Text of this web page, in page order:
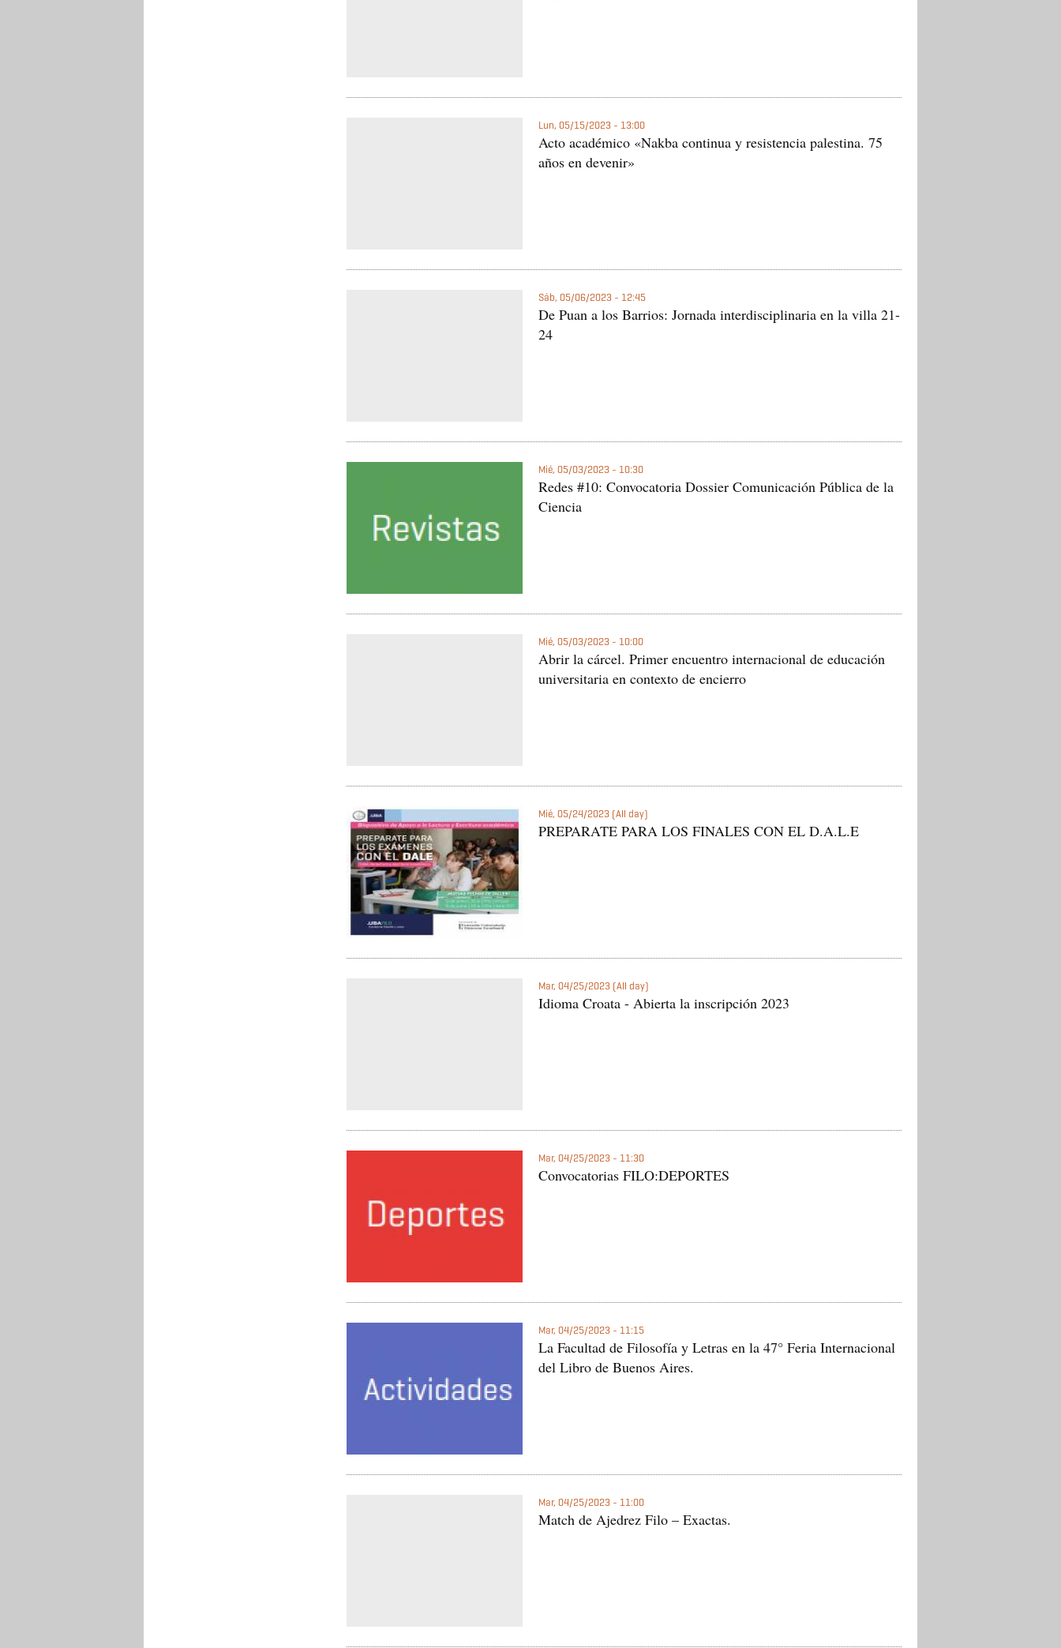
Lun, 05/15/2023 - 13:00
Acto académico «Nakba continua y resistencia palestina. 75
años en devenir»
Sáb, 05/06/2023 - 12:45
De Puan a los Barrios: Jornada interdisciplinaria en la villa 21-
24
Mié, 05/03/2023 - 10:30
Redes #10: Convocatoria Dossier Comunicación Pública de la
Ciencia
Mié, 05/03/2023 - 10:00
Abrir la cárcel. Primer encuentro internacional de educación
universitaria en contexto de encierro
Mié, 05/24/2023 (All day)
PREPARATE PARA LOS FINALES CON EL D.A.L.E
Mar, 04/25/2023 (All day)
Idioma Croata - Abierta la inscripción 2023
Mar, 04/25/2023 - 11:30
Convocatorias FILO:DEPORTES
Mar, 04/25/2023 - 11:15
La Facultad de Filosofía y Letras en la 47° Feria Internacional
del Libro de Buenos Aires.
Mar, 04/25/2023 - 11:00
Match de Ajedrez Filo – Exactas.